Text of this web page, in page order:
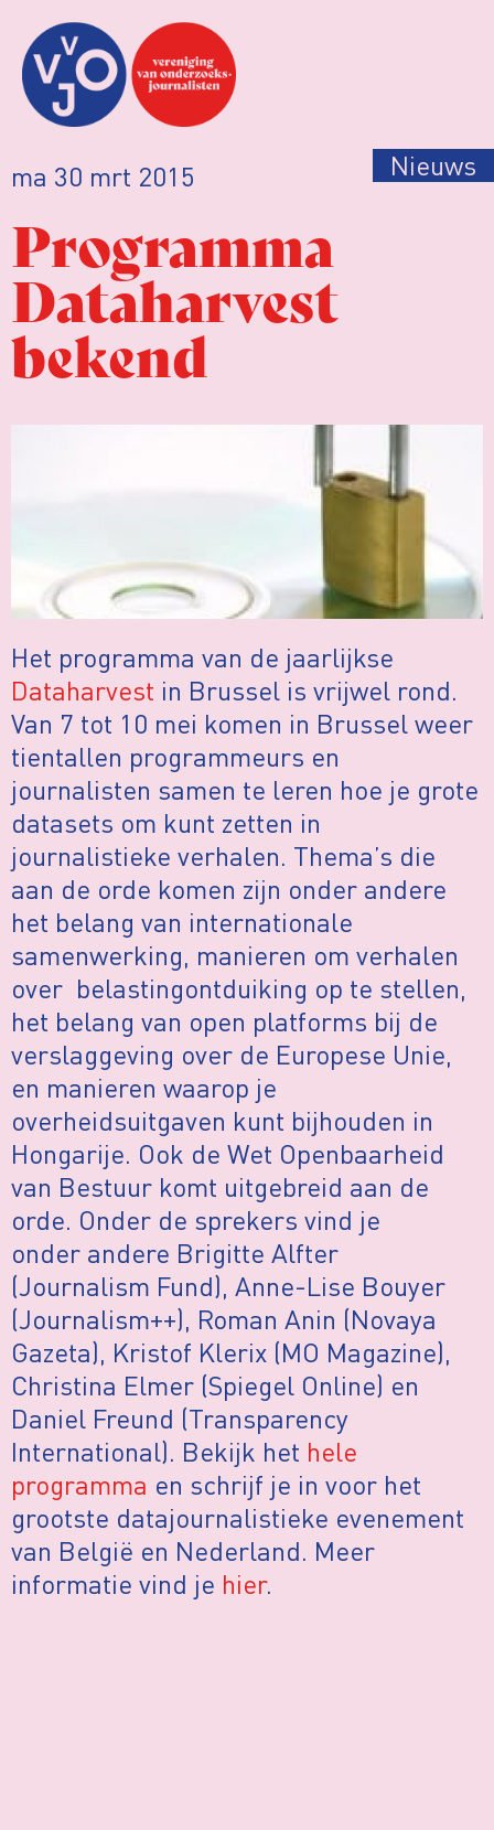
ma 30 mrt 2015 Nieuws
Programma
Dataharvest
bekend
Het programma van de jaarlijkse
Dataharvest in Brussel is vrijwel rond.
Van 7 tot 10 mei komen in Brussel weer
tientallen programmeurs en
journalisten samen te leren hoe je grote
datasets om kunt zetten in
journalistieke verhalen. Thema’s die
aan de orde komen zijn onder andere
het belang van internationale
samenwerking, manieren om verhalen
over belastingontduiking op te stellen,
het belang van open platforms bij de
verslaggeving over de Europese Unie,
en manieren waarop je
overheidsuitgaven kunt bijhouden in
Hongarije. Ook de Wet Openbaarheid
van Bestuur komt uitgebreid aan de
orde. Onder de sprekers vind je
onder andere Brigitte Alfter
(Journalism Fund), Anne-Lise Bouyer
(Journalism++), Roman Anin (Novaya
Gazeta), Kristof Klerix (MO Magazine),
Christina Elmer (Spiegel Online) en
Daniel Freund (Transparency
International). Bekijk het hele
programma en schrijf je in voor het
grootste datajournalistieke evenement
van België en Nederland. Meer
informatie vind je hier.